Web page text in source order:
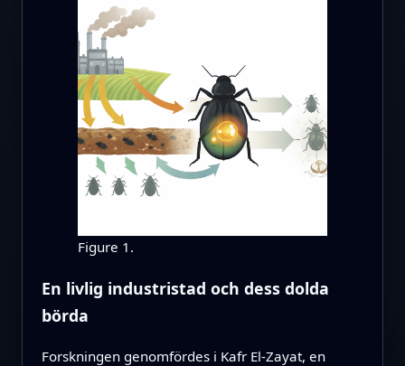
Figure 1.
En livlig industristad och dess dolda
börda
Forskningen genomfördes i Kafr El‑Zayat, en